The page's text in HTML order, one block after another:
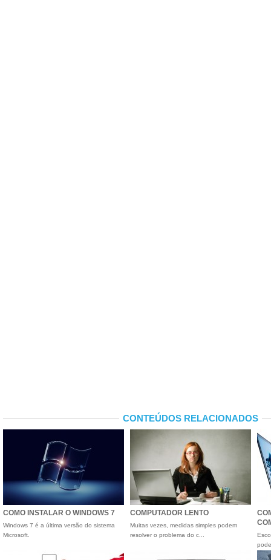
CONTEÚDOS RELACIONADOS
COMO INSTALAR O WINDOWS 7
Windows 7 é a última versão do sistema
Microsoft.
COMPUTADOR LENTO
Muitas vezes, medidas simples podem
resolver o problema do c...